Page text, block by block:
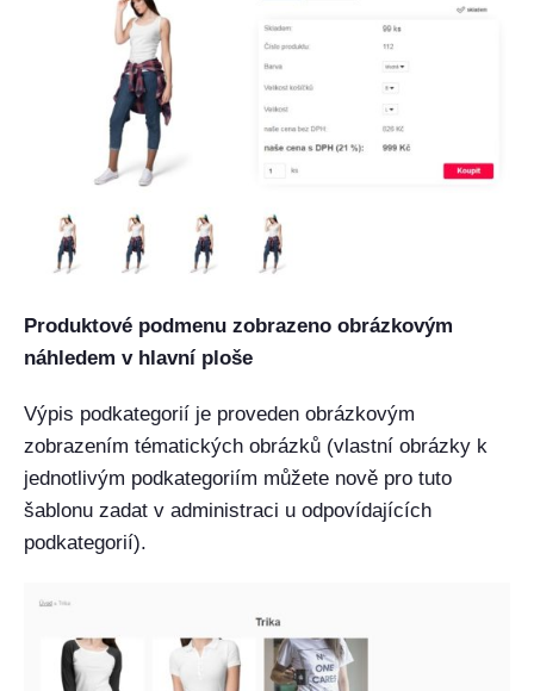
Produktové podmenu zobrazeno obrázkovým
náhledem v hlavní ploše
Výpis podkategorií je proveden obrázkovým
zobrazením tématických obrázků (vlastní obrázky k
jednotlivým podkategoriím můžete nově pro tuto
šablonu zadat v administraci u odpovídajících
podkategorií).